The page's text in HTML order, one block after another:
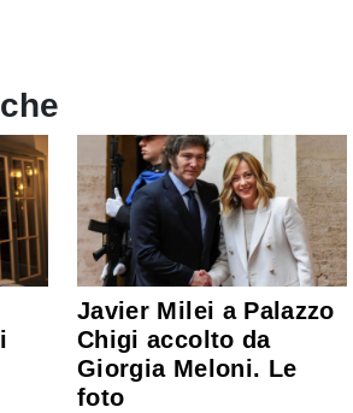
Javier Milei a Palazzo
Chigi accolto da
Giorgia Meloni. Le
foto